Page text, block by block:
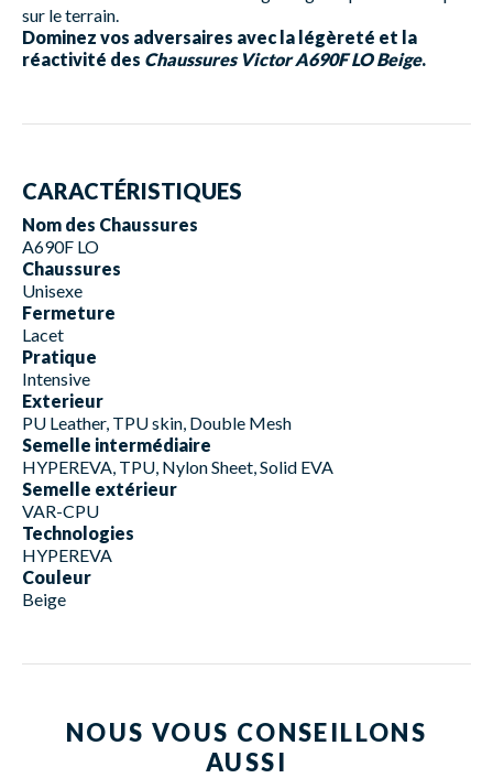
sur le terrain.
Dominez vos adversaires avec la légèreté et la
réactivité des Chaussures Victor A690F LO Beige.
CARACTÉRISTIQUES
Nom des Chaussures
A690F LO
Chaussures
Unisexe
Fermeture
Lacet
Pratique
Intensive
Exterieur
PU Leather, TPU skin, Double Mesh
Semelle intermédiaire
HYPEREVA, TPU, Nylon Sheet, Solid EVA
Semelle extérieur
VAR-CPU
Technologies
HYPEREVA
Couleur
Beige
NOUS VOUS CONSEILLONS
AUSSI